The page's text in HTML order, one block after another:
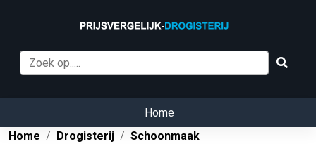
Home
Home
Drogisterij
Schoonmaak